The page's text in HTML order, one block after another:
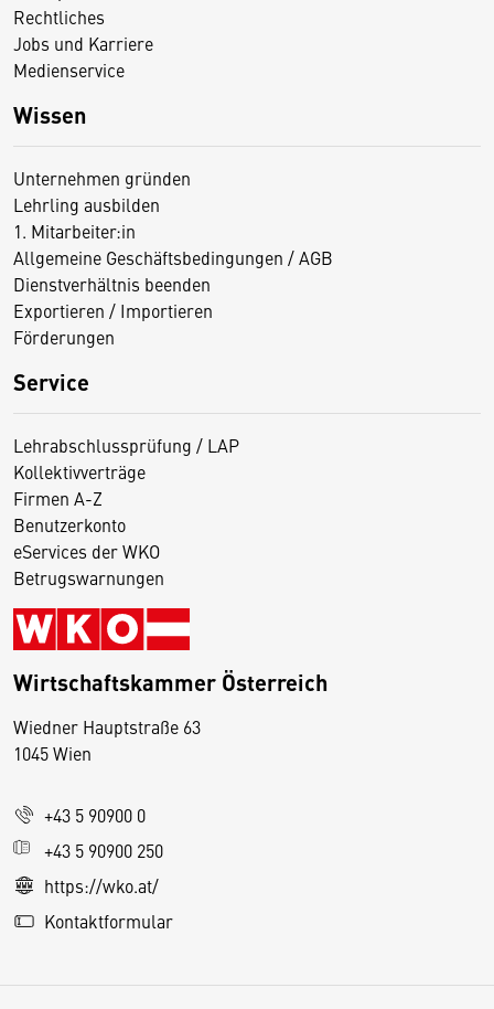
Rechtliches
Jobs und Karriere
Medienservice
Wissen
Unternehmen gründen
Lehrling ausbilden
1. Mitarbeiter:in
Allgemeine Geschäftsbedingungen / AGB
Dienstverhältnis beenden
Exportieren / Importieren
Förderungen
Service
Lehrabschlussprüfung / LAP
Kollektivverträge
Firmen A-Z
Benutzerkonto
eServices der WKO
Betrugswarnungen
Wirtschaftskammer Österreich
Wiedner Hauptstraße 63
1045 Wien
+43 5 90900 0
+43 5 90900 250
https://wko.at/
Kontaktformular
D
s
e
S
e